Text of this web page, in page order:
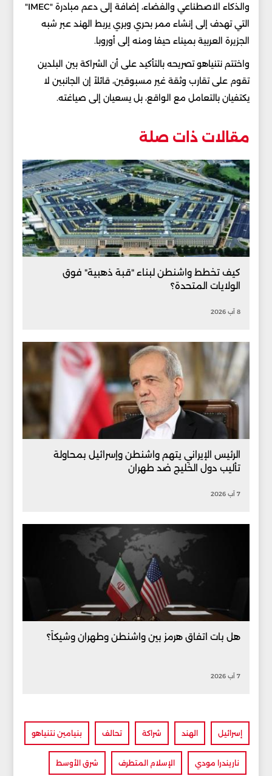
والذكاء الاصطناعي والفضاء، إضافة إلى دعم مبادرة "IMEC"
التي تهدف إلى إنشاء ممر بحري وبري يربط الهند عبر شبه
الجزيرة العربية بميناء حيفا ومنه إلى أوروبا.
واختتم نتنياهو تصريحه بالتأكيد على أن الشراكة بين البلدين
تقوم على تقارب وثقة غير مسبوقين، قائلاً إن الجانبين لا
يكتفيان بالتعامل مع الواقع، بل يسعيان إلى صياغته.
مقالات ذات صلة
كيف تخطط واشنطن لبناء "قبة ذهبية" فوق
الولايات المتحدة؟
8 آب 2026
الرئيس الإيراني يتهم واشنطن وإسرائيل بمحاولة
تأليب دول الخليج ضد طهران
7 آب 2026
هل بات اتفاق هرمز بين واشنطن وطهران وشيكاً؟
7 آب 2026
إسرائيل الهند شراكة تحالف بنيامين نتنياهو
ناريندرا مودي الإسلام المتطرف شرق الأوسط